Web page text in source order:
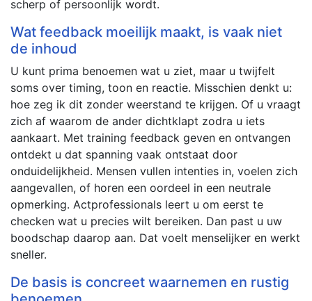
scherp of persoonlijk wordt.
Wat feedback moeilijk maakt, is vaak niet
de inhoud
U kunt prima benoemen wat u ziet, maar u twijfelt
soms over timing, toon en reactie. Misschien denkt u:
hoe zeg ik dit zonder weerstand te krijgen. Of u vraagt
zich af waarom de ander dichtklapt zodra u iets
aankaart. Met training feedback geven en ontvangen
ontdekt u dat spanning vaak ontstaat door
onduidelijkheid. Mensen vullen intenties in, voelen zich
aangevallen, of horen een oordeel in een neutrale
opmerking. Actprofessionals leert u om eerst te
checken wat u precies wilt bereiken. Dan past u uw
boodschap daarop aan. Dat voelt menselijker en werkt
sneller.
De basis is concreet waarnemen en rustig